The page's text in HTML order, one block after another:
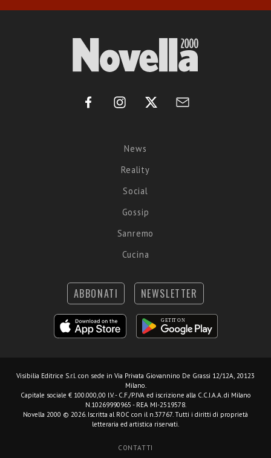
News
Reality
Social
Gossip
Sanremo
Cucina
ABBONATI NEWSLETTER
Visibilia Editrice S.r.l. con sede in Via Privata Giovannino De Grassi 12/12A, 20123
Milano.
Capitale sociale € 100.000,00 I.V. - C.F./P.IVA ed iscrizione alla C.C.I.A.A. di Milano
N.10269990965 - REA MI-2519578.
Novella 2000 © 2026. Iscritta al ROC con il n.37767. Tutti i diritti di proprietà
letteraria ed artistica riservati.
CONTATTI